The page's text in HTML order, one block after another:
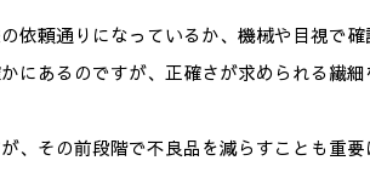
依頼通りになっているか、機械や目視で
にあるのですが、正確さが求められる繊
、その前段階で不良品を減らすことも重